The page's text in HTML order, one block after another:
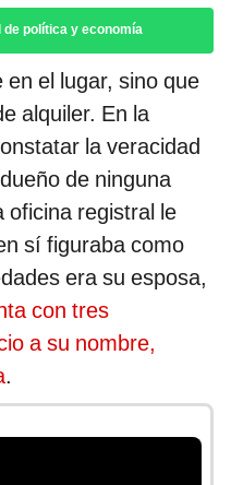
política y economía
el lugar, sino que
alquiler. En la
la veracidad
de ninguna
oficina registral le
sí figuraba como
era su esposa,
con tres
a su nombre,
.